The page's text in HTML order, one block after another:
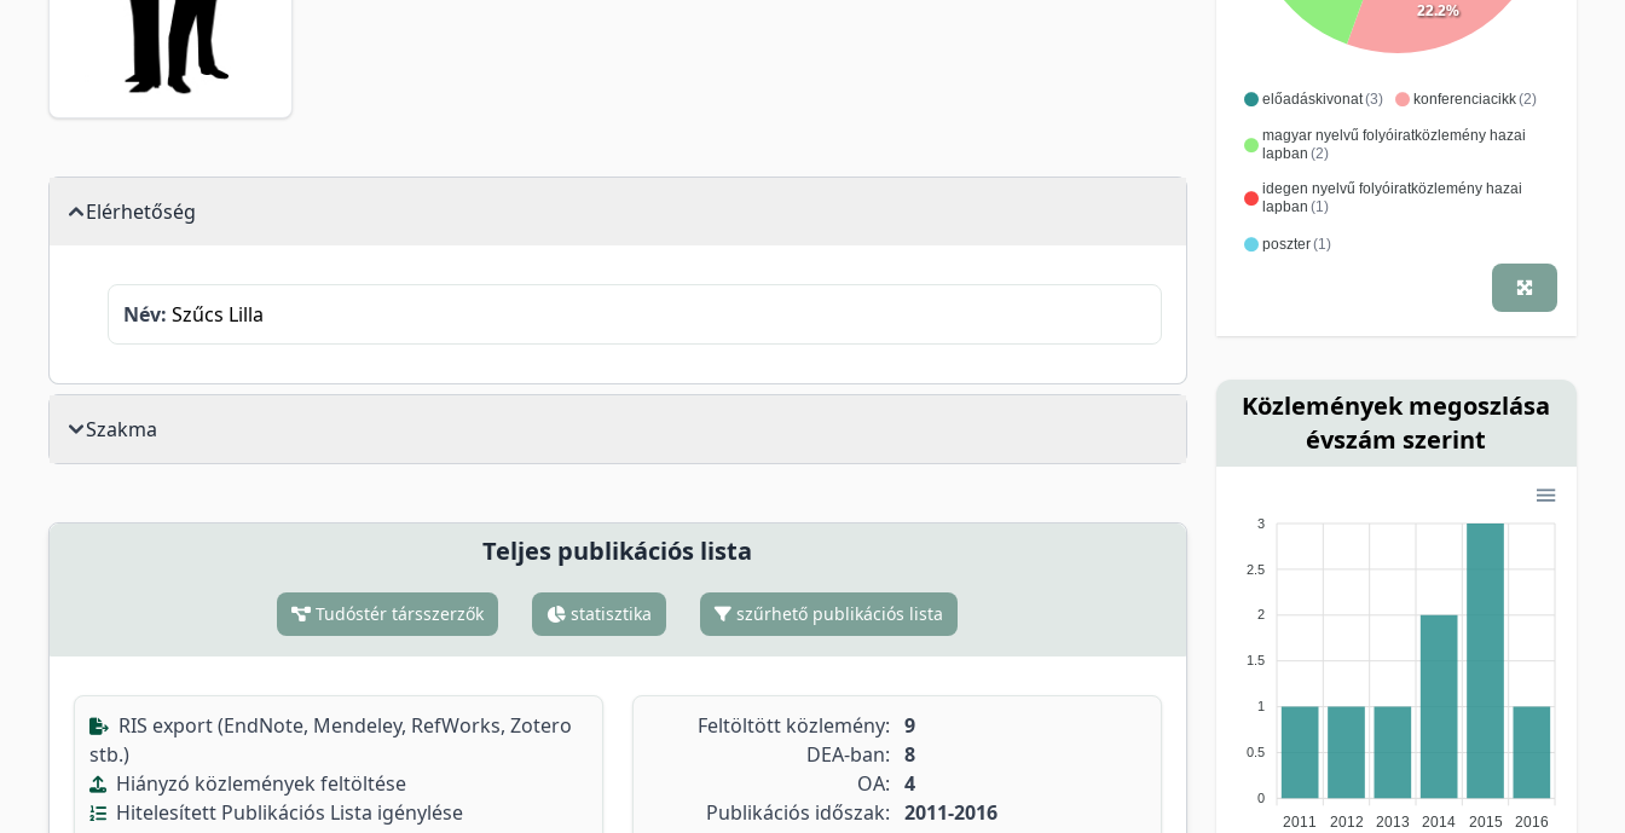
Elérhetőség
Név: Szűcs Lilla
Szakma
Teljes publikációs lista
Tudóstér társszerzők statisztika szűrhető publikációs lista
RIS export (EndNote, Mendeley, RefWorks, Zotero
stb.)
Hiányzó közlemények feltöltése
Hitelesített Publikációs Lista igénylése
Feltöltött közlemény: 9
DEA-ban: 8
OA: 4
Publikációs időszak: 2011-2016
előadáskivonat(3) konferenciacikk(2)
magyar nyelvű folyóiratközlemény hazai
lapban (2)
idegen nyelvű folyóiratközlemény hazai
lapban (1)
poszter(1)
22.2%
Közlemények megoszlása
évszám szerint
3
2.5
2
1.5
1
0.5
0
2011 2012 2013 2014 2015 2016